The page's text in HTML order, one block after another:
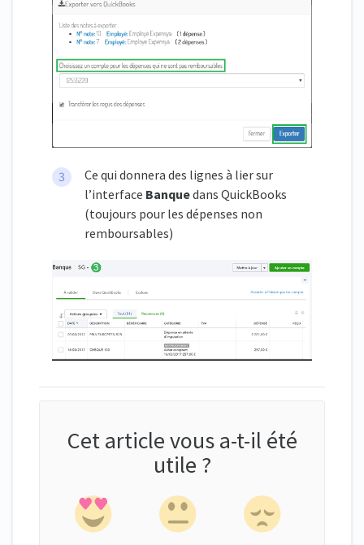
Ce qui donnera des lignes à lier sur
l’interface Banquedans QuickBooks
(toujours pour les dépenses non
remboursables)
Cet article vous a-t-il été
utile ?